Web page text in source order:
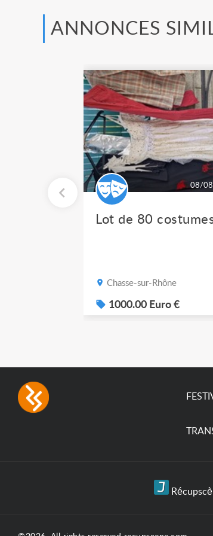
ANNONCES
08/
Chasse-sur-Rhône
1000.00 Euro €